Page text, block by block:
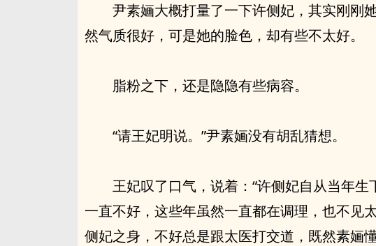
尹素婳大概打量了一下许侧妃，其实刚刚
然气质很好，可是她的脸色，却有些不太好。
脂粉之下，还是隐隐有些病容。
“请王妃明说。”尹素婳没有胡乱猜想。
王妃叹了口气，说着：“许侧妃自从当年
一直不好，这些年虽然一直都在调理，也不见
侧妃之身，不好总是跟太医打交道，既然素婳